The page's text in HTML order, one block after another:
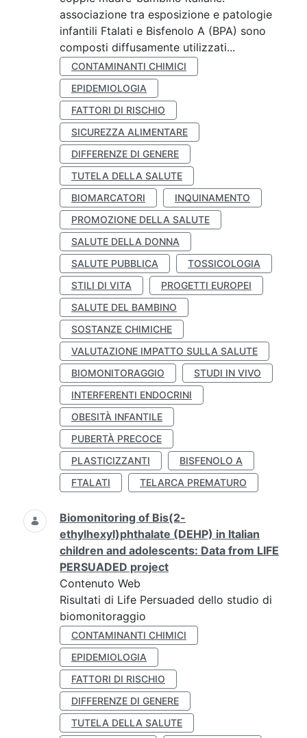
associazione tra esposizione e patologie
infantili Ftalati e Bisfenolo A (BPA) sono
composti diffusamente utilizzati...
CONTAMINANTI CHIMICI
EPIDEMIOLOGIA
FATTORI DI RISCHIO
SICUREZZA ALIMENTARE
DIFFERENZE DI GENERE
TUTELA DELLA SALUTE
BIOMARCATORI
INQUINAMENTO
PROMOZIONE DELLA SALUTE
SALUTE DELLA DONNA
SALUTE PUBBLICA
TOSSICOLOGIA
STILI DI VITA
PROGETTI EUROPEI
SALUTE DEL BAMBINO
SOSTANZE CHIMICHE
VALUTAZIONE IMPATTO SULLA SALUTE
BIOMONITORAGGIO
STUDI IN VIVO
INTERFERENTI ENDOCRINI
OBESITÀ INFANTILE
PUBERTÀ PRECOCE
PLASTICIZZANTI
BISFENOLO A
FTALATI
TELARCA PREMATURO
Biomonitoring of Bis(2-
ethylhexyl)phthalate (DEHP) in Italian
children and adolescents: Data from LIFE
PERSUADED project
Contenuto Web
Risultati di Life Persuaded dello studio di
biomonitoraggio
CONTAMINANTI CHIMICI
EPIDEMIOLOGIA
FATTORI DI RISCHIO
DIFFERENZE DI GENERE
TUTELA DELLA SALUTE